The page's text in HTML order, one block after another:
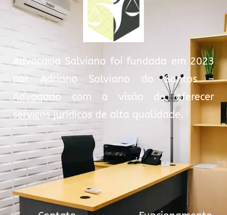
Advocacia Salviano foi fundada em 2023
por Adriano Salviano do Santos –
Advogado com a visão de oferecer
serviços jurídicos de alta qualidade.